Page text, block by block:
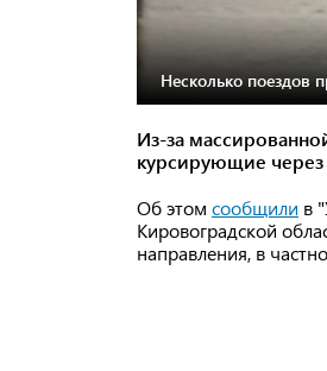
Несколько поездов
Из-за
курсирующие через
Об этом сообщили в
Кировоградской
направления, в